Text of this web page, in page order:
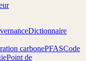
Dictionnaire
carbonePFASCode
Point de